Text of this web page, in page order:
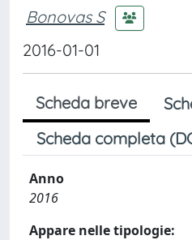
Bonovas S
2016-01-01
Scheda breve
Scheda completa
Anno
2016
Appare nelle tipologie: